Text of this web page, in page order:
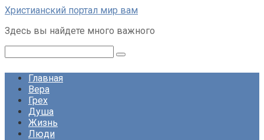
Перейти
контенту
Христианский портал мир вам
Здесь вы найдете много важного
Главная
Вера
Грех
Душа
Жизнь
Люди